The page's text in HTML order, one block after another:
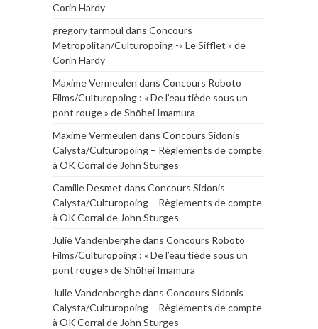
Corin Hardy
gregory tarmoul dans Concours
Metropolitan/Culturopoing -« Le Sifflet » de
Corin Hardy
Maxime Vermeulen dans Concours Roboto
Films/Culturopoing : « De l’eau tiède sous un
pont rouge » de Shōhei Imamura
Maxime Vermeulen dans Concours Sidonis
Calysta/Culturopoing – Règlements de compte
à OK Corral de John Sturges
Camille Desmet dans Concours Sidonis
Calysta/Culturopoing – Règlements de compte
à OK Corral de John Sturges
Julie Vandenberghedans Concours Roboto
Films/Culturopoing : « De l’eau tiède sous un
pont rouge » de Shōhei Imamura
Julie Vandenberghedans Concours Sidonis
Calysta/Culturopoing – Règlements de compte
à OK Corral de John Sturges